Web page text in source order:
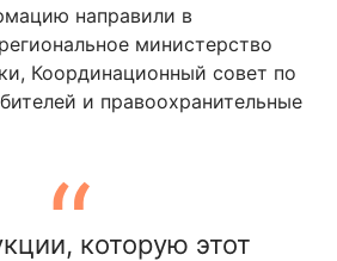
направили в
министерство
Координационный совет по
и правоохранительные
которую этот